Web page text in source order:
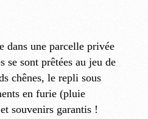
dans une parcelle privée
sont prêtées au jeu de
chênes, le repli sous
en furie (pluie
souvenirs garantis !